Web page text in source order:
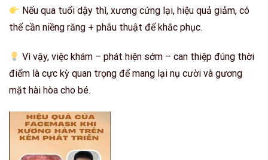
Nếu qua tuổi dậy thì, xương cứng lại, hiệu quả giảm, có
thể cần niềng răng + phẫu thuật để khắc phục.
Vì vậy, việckhám – phát hiện sớm – can thiệp đúng thời
điểm là cực kỳ quan trọng để mang lại nụ cười và gương
mặt hài hòa cho bé.